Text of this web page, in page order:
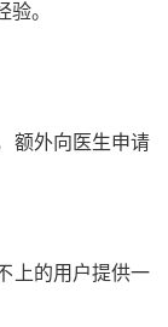
。
额外向医生申请
上的用户提供一